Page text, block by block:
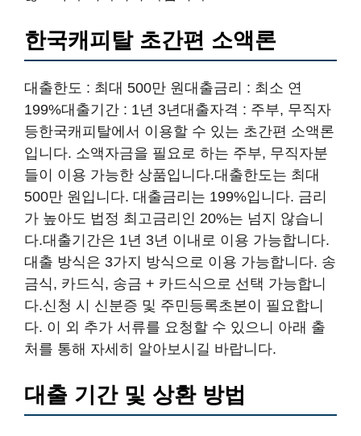
한국캐피탈 초간편 소액론
대출한도 : 최대 500만 원대출금리 : 최소 연
199%대출기간 : 1년 3년대출자격 : 주부, 무직자
등한국캐피탈에서 이용할 수 있는 초간편 소액론
입니다. 소액자금을 필요로 하는 주부, 무직자분
들이 이용 가능한 상품입니다.대출한도는 최대
500만 원입니다. 대출금리는 199%입니다. 금리
가 높아도 법정 최고금리인 20%는 넘지 않습니
다.대출기간은 1년 3년 이내로 이용 가능합니다.
대출 방식은 3가지 방식으로 이용 가능합니다. 송
금식, 카드식, 송금 + 카드식으로 선택 가능합니
다.신청 시 신분증 및 주민등록초본이 필요합니
다. 이 외 추가 서류를 요청할 수 있으니 아래 출
처를 통해 자세히 알아보시길 바랍니다.
대출 기간 및 상환 방법